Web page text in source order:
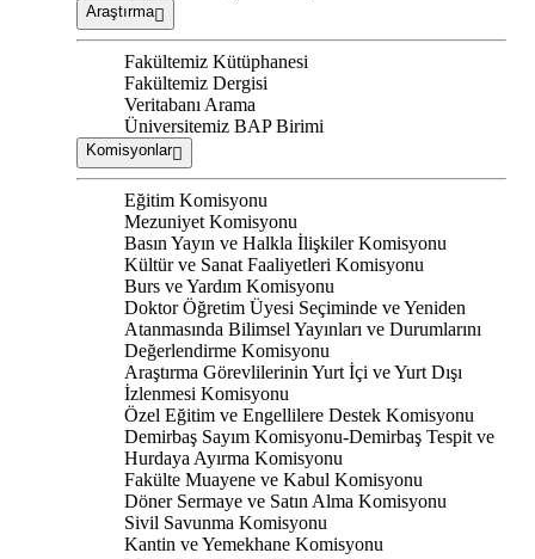
Araştırma
Fakültemiz Kütüphanesi
Fakültemiz Dergisi
Veritabanı Arama
Üniversitemiz BAP Birimi
Komisyonlar
Eğitim Komisyonu
Mezuniyet Komisyonu
Basın Yayın ve Halkla İlişkiler Komisyonu
Kültür ve Sanat Faaliyetleri Komisyonu
Burs ve Yardım Komisyonu
Doktor Öğretim Üyesi Seçiminde ve Yeniden
Atanmasında Bilimsel Yayınları ve Durumlarını
Değerlendirme Komisyonu
Araştırma Görevlilerinin Yurt İçi ve Yurt Dışı
İzlenmesi Komisyonu
Özel Eğitim ve Engellilere Destek Komisyonu
Demirbaş Sayım Komisyonu-Demirbaş Tespit ve
Hurdaya Ayırma Komisyonu
Fakülte Muayene ve Kabul Komisyonu
Döner Sermaye ve Satın Alma Komisyonu
Sivil Savunma Komisyonu
Kantin ve Yemekhane Komisyonu